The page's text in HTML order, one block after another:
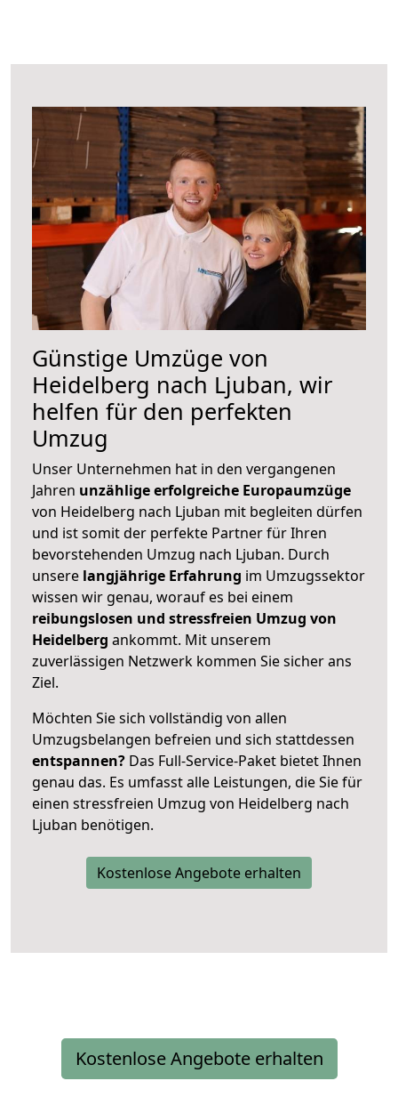
Günstige Umzüge von
Heidelberg nach Ljuban, wir
helfen für den perfekten
Umzug
Unser Unternehmen hat in den vergangenen
Jahren unzählige erfolgreiche Europaumzüge
von Heidelberg nach Ljuban mit begleiten dürfen
und ist somit der perfekte Partner für Ihren
bevorstehenden Umzug nach Ljuban. Durch
unsere langjährige Erfahrung im Umzugssektor
wissen wir genau, worauf es bei einem
reibungslosen und stressfreien Umzug von
Heidelberg ankommt. Mit unserem
zuverlässigen Netzwerk kommen Sie sicher ans
Ziel.
Möchten Sie sich vollständig von allen
Umzugsbelangen befreien und sich stattdessen
entspannen? Das Full-Service-Paket bietet Ihnen
genau das. Es umfasst alle Leistungen, die Sie für
einen stressfreien Umzug von Heidelberg nach
Ljuban benötigen.
Kostenlose Angebote erhalten
Kostenlose Angebote erhalten